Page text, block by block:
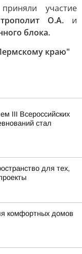
участие
О.А.и
блока.
краю"
III Всероссийских
стал
для тех,
комфортных домов